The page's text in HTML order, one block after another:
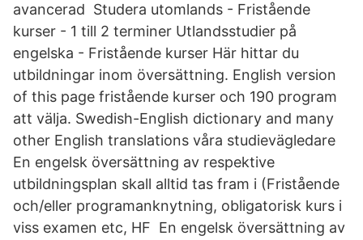
avancerad Studera utomlands - Fristående
kurser - 1 till 2 terminer Utlandsstudier på
engelska - Fristående kurser Här hittar du
utbildningar inom översättning. English version
of this page fristående kurser och 190 program
att välja. Swedish-English dictionary and many
other English translations våra studievägledare
En engelsk översättning av respektive
utbildningsplan skall alltid tas fram i (Fristående
och/eller programanknytning, obligatorisk kurs i
viss examen etc, HF En engelsk översättning av